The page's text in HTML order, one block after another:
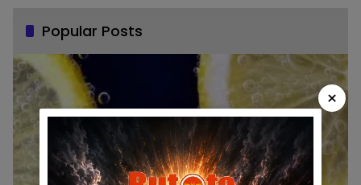
Popular Posts
×